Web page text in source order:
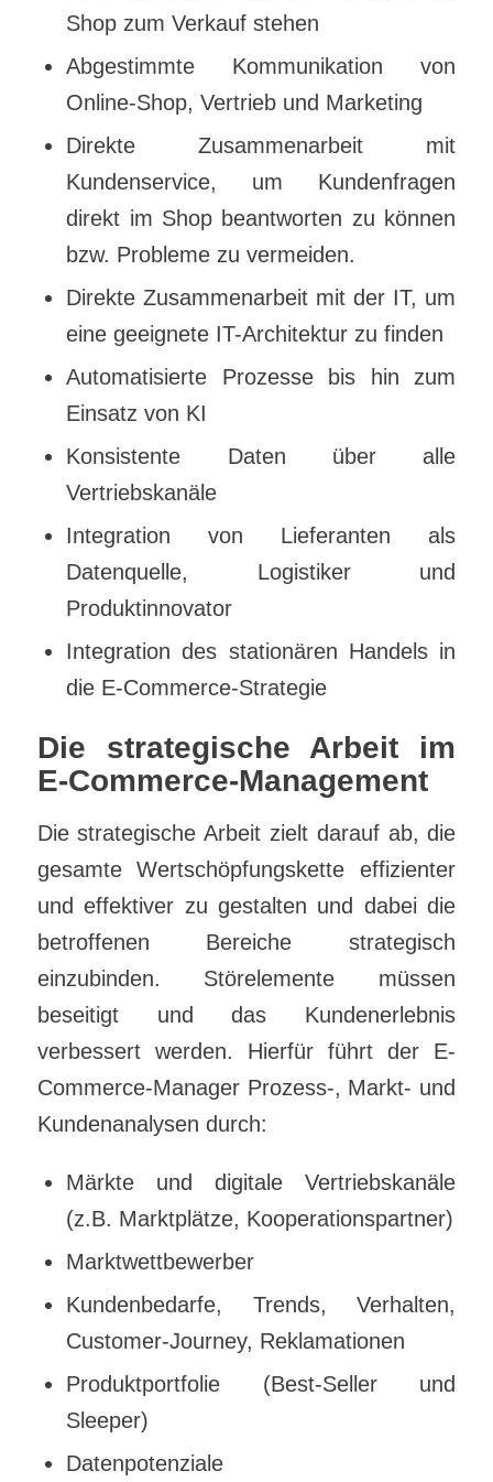
Shop zum Verkauf stehen
Abgestimmte Kommunikation von
Online-Shop, Vertrieb und Marketing
Direkte Zusammenarbeit mit
Kundenservice, um Kundenfragen
direkt im Shop beantworten zu können
bzw. Probleme zu vermeiden.
Direkte Zusammenarbeit mit der IT, um
eine geeignete IT-Architektur zu finden
Automatisierte Prozesse bis hin zum
Einsatz von KI
Konsistente Daten über alle
Vertriebskanäle
Integration von Lieferanten als
Datenquelle, Logistiker und
Produktinnovator
Integration des stationären Handels in
die E-Commerce-Strategie
Die strategische Arbeit im
E-Commerce-Management
Die strategische Arbeit zielt darauf ab, die
gesamte Wertschöpfungskette effizienter
und effektiver zu gestalten und dabei die
betroffenen Bereiche strategisch
einzubinden. Störelemente müssen
beseitigt und das Kundenerlebnis
verbessert werden. Hierfür führt der E-
Commerce-Manager Prozess-, Markt- und
Kundenanalysen durch:
Märkte und digitale Vertriebskanäle
(z.B. Marktplätze, Kooperationspartner)
Marktwettbewerber
Kundenbedarfe, Trends, Verhalten,
Customer-Journey, Reklamationen
Produktportfolie (Best-Seller und
Sleeper)
Datenpotenziale